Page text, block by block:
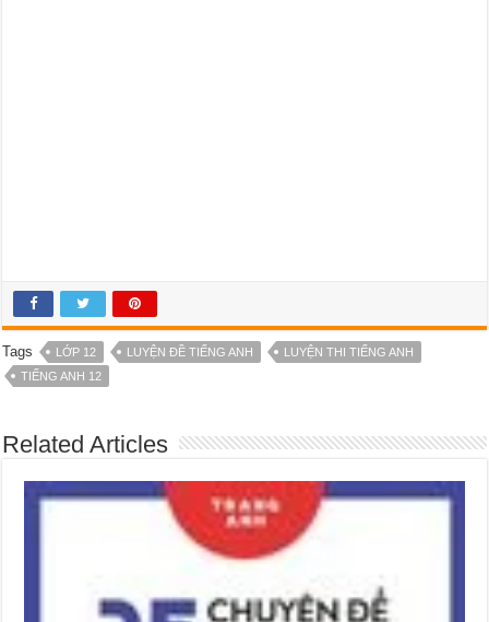
Tags LỚP 12 LUYỆN ĐỀ TIẾNG ANH
LUYỆN THI TIẾNG ANH
TIẾNG ANH 12
Related Articles